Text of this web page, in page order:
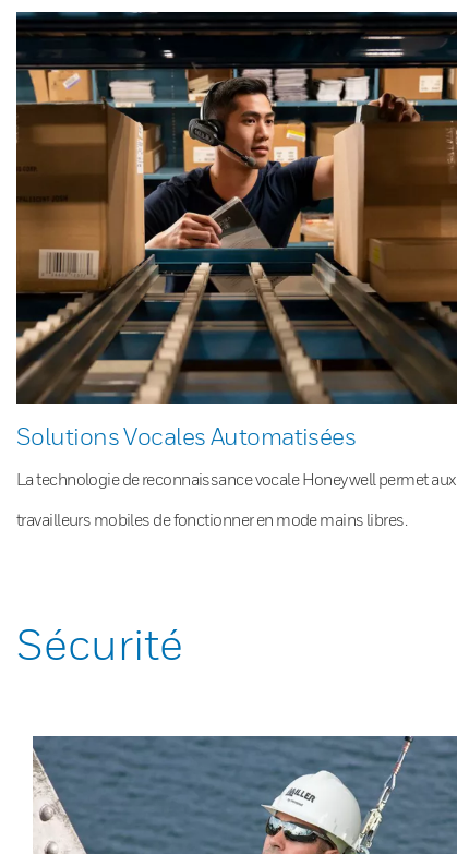
Solutions Vocales Automatisées
La technologie de reconnaissance vocale Honeywell permet aux
travailleurs mobiles de fonctionner en mode mains libres.
Sécurité